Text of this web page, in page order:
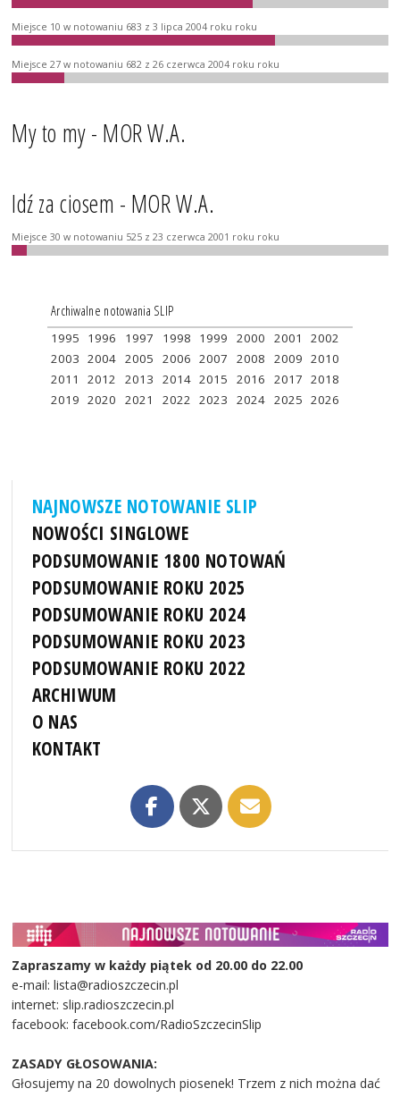
Miejsce 10 w notowaniu 683 z 3 lipca 2004 roku roku
Miejsce 27 w notowaniu 682 z 26 czerwca 2004 roku roku
My to my - MOR W.A.
Idź za ciosem - MOR W.A.
Miejsce 30 w notowaniu 525 z 23 czerwca 2001 roku roku
Archiwalne notowania SLIP
1995 1996 1997 1998 1999 2000 2001
2002
2003 2004 2005 2006 2007 2008 2009 2010
2011
2012 2013 2014 2015 2016 2017 2018
2019 2020 2021 2022 2023 2024 2025 2026
NAJNOWSZE NOTOWANIE SLIP
NOWOŚCI SINGLOWE
PODSUMOWANIE 1800 NOTOWAŃ
PODSUMOWANIE ROKU 2025
PODSUMOWANIE ROKU 2024
PODSUMOWANIE ROKU 2023
PODSUMOWANIE ROKU 2022
ARCHIWUM
O NAS
KONTAKT
Zapraszamy w każdy piątek od 20.00 do 22.00
e-mail: lista@radioszczecin.pl
internet: slip.radioszczecin.pl
facebook: facebook.com/RadioSzczecinSlip
ZASADY GŁOSOWANIA:
Głosujemy na 20 dowolnych piosenek! Trzem z nich można dać